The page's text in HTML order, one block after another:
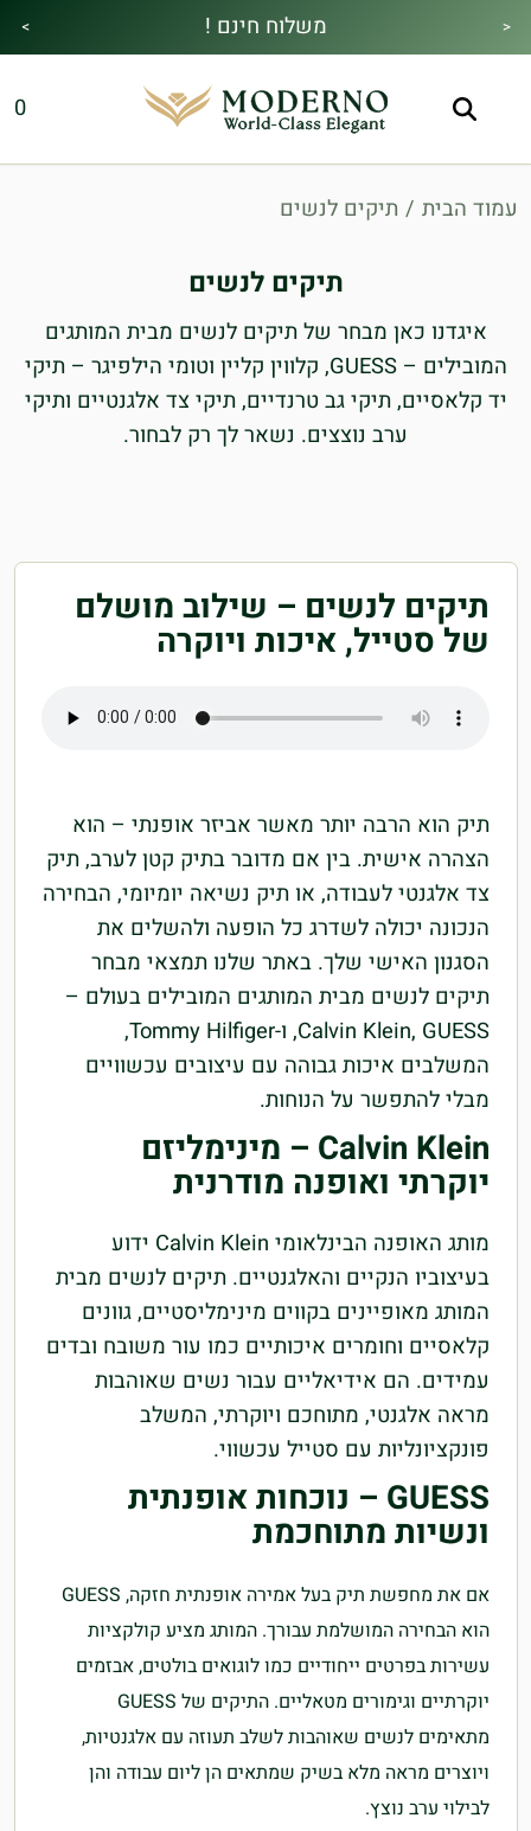
< משלוח חינם !
מתנה מיוחדת בכל בקנייה !
הנחה!בהקשת קוד קופון👇
>
0
עמוד הבית / תיקים לנשים
תיקים לנשים
איגדנו כאן מבחר של תיקים לנשים מבית המותגים
המובילים – GUESS, קלווין קליין וטומי הילפיגר – תיקי
יד קלאסיים, תיקי גב טרנדיים, תיקי צד אלגנטיים ותיקי
ערב נוצצים. נשאר לך רק לבחור.
תיקים לנשים – שילוב מושלם
של סטייל, איכות ויוקרה
תיק הוא הרבה יותר מאשר אביזר אופנתי – הוא
הצהרה אישית. בין אם מדובר בתיק קטן לערב, תיק
צד אלגנטי לעבודה, או תיק נשיאה יומיומי, הבחירה
הנכונה יכולה לשדרג כל הופעה ולהשלים את
הסגנון האישי שלך. באתר שלנו תמצאי מבחר
תיקים לנשים מבית המותגים המובילים בעולם –
Calvin Klein, GUESS, ו-Tommy Hilfiger,
המשלבים איכות גבוהה עם עיצובים עכשוויים
מבלי להתפשר על הנוחות.
Calvin Klein – מינימליזם
יוקרתי ואופנה מודרנית
מותג האופנה הבינלאומי Calvin Klein ידוע
בעיצוביו הנקיים והאלגנטיים. תיקים לנשים מבית
המותג מאופיינים בקווים מינימליסטיים, גוונים
קלאסיים וחומרים איכותיים כמו עור משובח ובדים
עמידים. הם אידיאליים עבור נשים שאוהבות
מראה אלגנטי, מתוחכם ויוקרתי, המשלב
פונקציונליות עם סטייל עכשווי.
GUESS – נוכחות אופנתית
ונשיות מתוחכמת
אם את מחפשת תיק בעל אמירה אופנתית חזקה, GUESS
הוא הבחירה המושלמת עבורך. המותג מציע קולקציות
עשירות בפרטים ייחודיים כמו לוגואים בולטים, אבזמים
יוקרתיים וגימורים מטאליים. התיקים של GUESS
מתאימים לנשים שאוהבות לשלב תעוזה עם אלגנטיות,
ויוצרים מראה מלא בשיק שמתאים הן ליום עבודה והן
לבילוי ערב נוצץ.